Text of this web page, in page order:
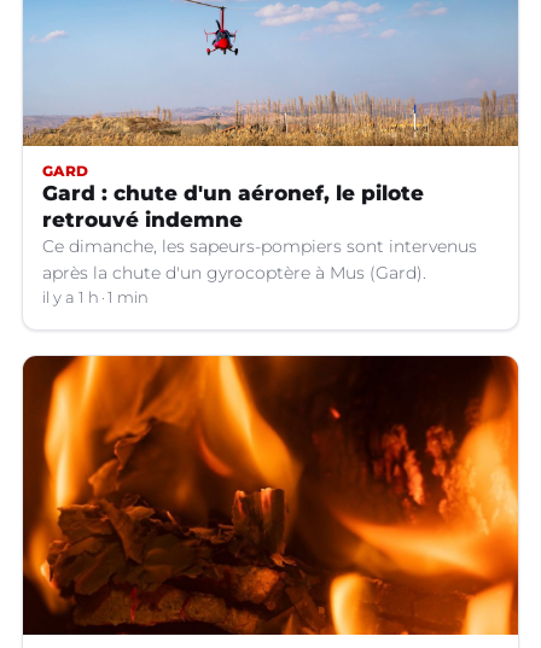
GARD
Gard : chute d'un aéronef, le pilote
retrouvé indemne
Ce dimanche, les sapeurs-pompiers sont intervenus
après la chute d'un gyrocoptère à Mus (Gard).
il y a 1 h 1 min